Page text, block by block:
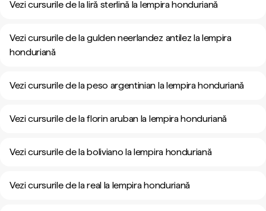
Vezi cursurile de la liră sterlină la lempira honduriană
Vezi cursurile de la gulden neerlandez antilez la lempira
honduriană
Vezi cursurile de la peso argentinian la lempira honduriană
Vezi cursurile de la florin aruban la lempira honduriană
Vezi cursurile de la boliviano la lempira honduriană
Vezi cursurile de la real la lempira honduriană